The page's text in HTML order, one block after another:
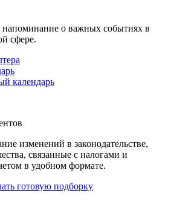
о важных событиях в
сфере.
календарь
изменений в законодательстве,
связанные с налогами и
в удобном формате.
готовую подборку